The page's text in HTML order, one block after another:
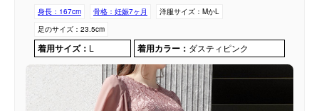
身長： 167cm 骨格： 妊娠7ヶ月 洋服サイズ： MかL
足のサイズ： 23.5cm
着用サイズ： L 着用カラー： ダスティピンク